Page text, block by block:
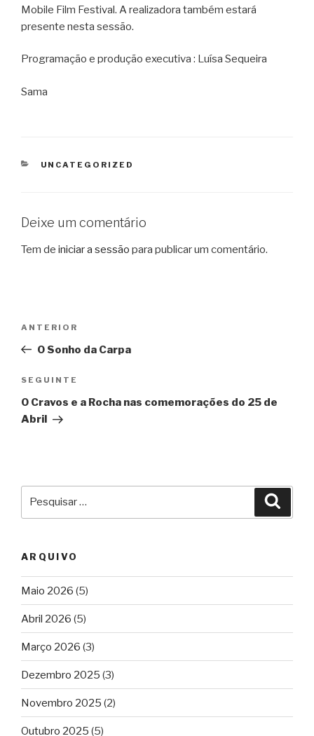
Mobile Film Festival. A realizadora também estará
presente nesta sessão.
Programação e produção executiva : Luísa Sequeira
Sama
CATEGORIAS
UNCATEGORIZED
Deixe um comentário
Tem de iniciar a sessão para publicar um comentário.
artigos
Conteúdo
anterior
ANTERIOR
O Sonho da Carpa
Conteúdo
seguinte
SEGUINTE
O Cravos e a Rocha nas comemorações do 25 de
Abril
ARQUIVO
Maio 2026 (5)
Abril 2026 (5)
Março 2026 (3)
Dezembro 2025 (3)
Novembro 2025 (2)
Outubro 2025 (5)